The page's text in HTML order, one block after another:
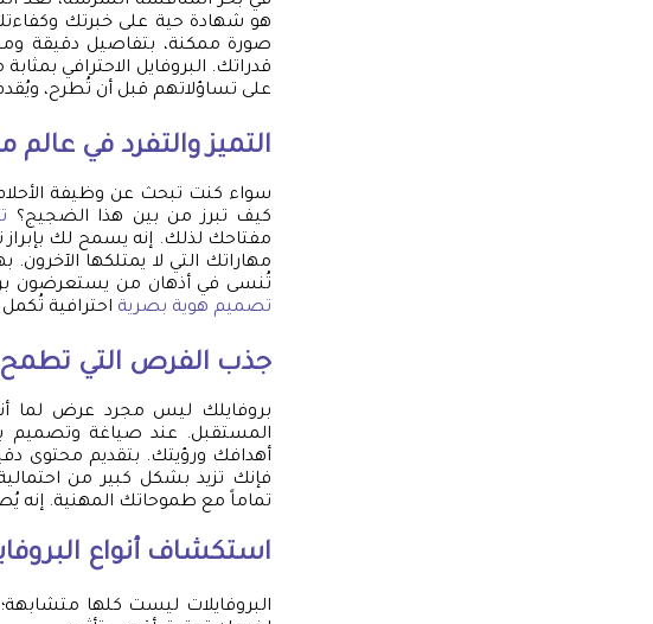
هو شهادة حية على خبرتك
صورة ممكنة، بتفاصيل دقيقة
قدراتك. البروفايل الاحترافي
على تساؤلاتهم قبل أن تُطرح،
التميز والتفرد في
سواء كنت تبحث عن وظيفة
كيف تبرز من بين هذا الضجيج؟
مفتاحك لذلك. إنه يسمح لك
مهاراتك التي لا يمتلكها
تُنسى في أذهان من يستعرضون
تصميم هوية بصرية احترافية
جذب الفرص التي تطمح
بروفايلك ليس مجرد عرض لما
المستقبل. عند صياغة وتصميم
أهدافك ورؤيتك. بتقديم محتوى
فإنك تزيد بشكل كبير من
تماماً مع طموحاتك المهنية.
استكشاف أنواع
البروفايلات ليست كلها